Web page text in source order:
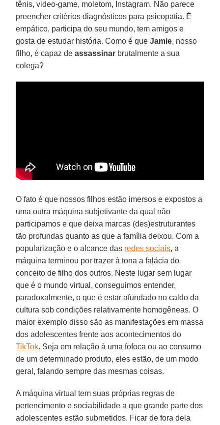
tênis, video-game, moletom, Instagram. Não parece
preencher critérios diagnósticos para psicopatia. É
empático, participa do seu mundo, tem amigos e
gosta de estudar história. Como é queJamie, nosso
filho, é capaz deassassinar brutalmente a sua
colega?
O fato é que nossos filhos estão imersos e expostos a
uma outra máquina subjetivante da qual não
participamos e que deixa marcas (des)estruturantes
tão profundas quanto as que a família deixou. Com a
popularização e o alcance das redes sociais, a
máquina terminou por trazer à tona a falácia do
conceito de filho dos outros. Neste lugar sem lugar
que é o mundo virtual, conseguimos entender,
paradoxalmente, o que é estar afundado no caldo da
cultura sob condições relativamente homogêneas. O
maior exemplo disso são as manifestações em massa
dos adolescentes frente aos acontecimentos do
TikTok. Seja em relação à uma fofoca ou ao consumo
de um determinado produto, eles estão, de um modo
geral, falando sempre das mesmas coisas.
A máquina virtual tem suas próprias regras de
pertencimento e sociabilidade a que grande parte dos
adolescentes estão submetidos. Ficar de fora dela